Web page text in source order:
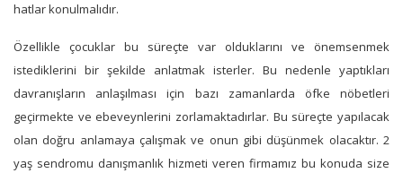
hatlar konulmalıdır.
Özellikle çocuklar bu süreçte var olduklarını ve önemsenmek
istediklerini bir şekilde anlatmak isterler. Bu nedenle yaptıkları
davranışların anlaşılması için bazı zamanlarda öfke nöbetleri
geçirmekte ve ebeveynlerini zorlamaktadırlar. Bu süreçte yapılacak
olan doğru anlamaya çalışmak ve onun gibi düşünmek olacaktır. 2
yaş sendromu danışmanlık hizmeti veren firmamız bu konuda size